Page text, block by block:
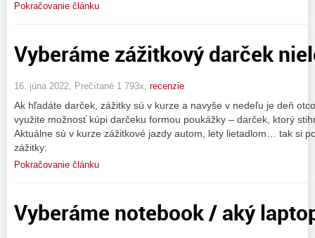
Pokračovanie článku
Vyberáme zážitkový darček
16. júna 2022, Prečítané 1 793x, recenzie
Ak hľadáte darček, zážitky sú v kurze a navyše v nedeľu je deň
využite možnosť kúpi darčeku formou poukážky – darček, ktorý
Aktuálne sú v kurze zážitkové jazdy autom, lety lietadlom… tak si
zážitky:
Pokračovanie článku
Vyberáme notebook / aký